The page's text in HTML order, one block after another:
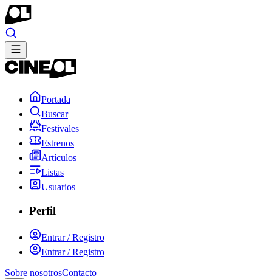
Portada
Buscar
Festivales
Estrenos
Artículos
Listas
Usuarios
Perfil
Entrar / Registro
Entrar / Registro
Sobre nosotrosContacto